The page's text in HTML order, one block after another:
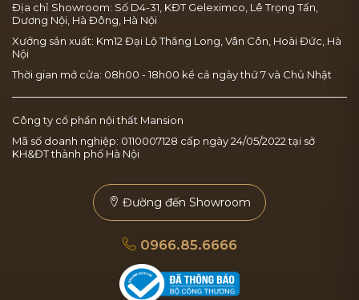
Địa chỉ Showroom: Số D4-31, KĐT Geleximco, Lê Trọng Tấn,
Dương Nội, Hà Đông, Hà Nội
Xưởng sản xuất: Km12 Đại Lộ Thăng Long, Vân Côn, Hoài Đức, Hà
Nội
Thời gian mở cửa: 08h00 - 18h00 kể cả ngày thứ 7 và Chủ Nhật
Công ty cổ phần nội thất Mansion
Mã số doanh nghiệp: 0110007128 cấp ngày 24/05/2022 tại sở
KH&ĐT thành phố Hà Nội
Đường đến Showroom
0966.85.6666